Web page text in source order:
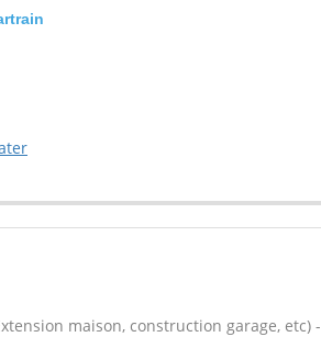
maison, construction garage, etc) -